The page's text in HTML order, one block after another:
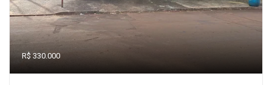
R$ 330.000